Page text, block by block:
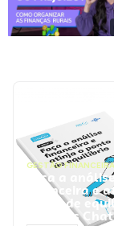
GESTÃO FINANCEIRA
Faça a
financeira e
ponto de
Prompts